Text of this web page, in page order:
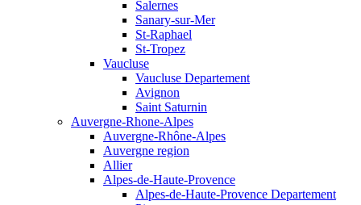
Salernes
Sanary-sur-Mer
St-Raphael
St-Tropez
Vaucluse
Vaucluse Departement
Avignon
Saint Saturnin
Auvergne-Rhone-Alpes
Auvergne-Rhône-Alpes
Auvergne region
Allier
Alpes-de-Haute-Provence
Alpes-de-Haute-Provence Departement